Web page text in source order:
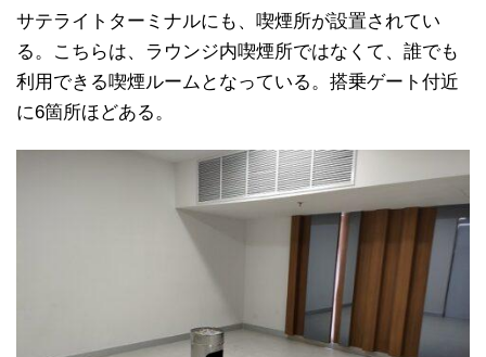
サテライトターミナルにも、喫煙所が設置されてい
る。こちらは、ラウンジ内喫煙所ではなくて、誰でも
利用できる喫煙ルームとなっている。搭乗ゲート付近
に6箇所ほどある。